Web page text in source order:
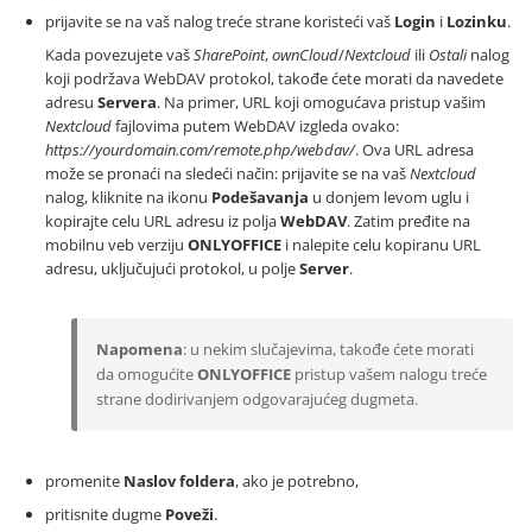
prijavite se na vaš nalog treće strane koristeći vaš Login i Lozinku.
Kada povezujete vašSharePoint,ownCloud/Nextcloud ili Ostalinalog
koji podržava WebDAV protokol, takođe ćete morati da navedete
adresu Servera. Na primer, URL koji omogućava pristup vašim
Nextcloudfajlovima putem WebDAV izgleda ovako:
https://yourdomain.com/remote.php/webdav/. Ova URL adresa
može se pronaći na sledeći način: prijavite se na vašNextcloud
nalog, kliknite na ikonu Podešavanja u donjem levom uglu i
kopirajte celu URL adresu iz poljaWebDAV. Zatim pređite na
mobilnu veb verziju ONLYOFFICE i nalepite celu kopiranu URL
adresu, uključujući protokol, u poljeServer.
Napomena: u nekim slučajevima, takođe ćete morati
da omogućiteONLYOFFICE pristup vašem nalogu treće
strane dodirivanjem odgovarajućeg dugmeta.
promenite Naslov foldera, ako je potrebno,
pritisnite dugme Poveži.